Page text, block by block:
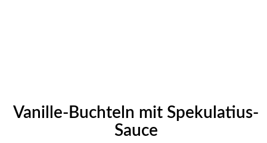
Vanille-Buchteln mit Spekulatius-
Sauce